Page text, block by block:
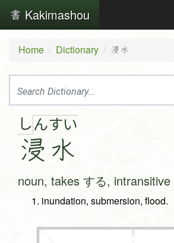
Kakimashou
Home Dictionary 浸水
しん
浸
すい
水
noun, takes する,
inundation, submersion, flood.